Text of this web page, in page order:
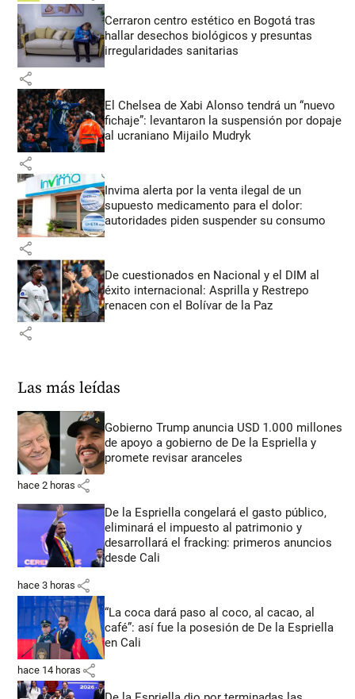
Cerraron centro estético en Bogotá tras
hallar desechos biológicos y presuntas
irregularidades sanitarias
share
El Chelsea de Xabi Alonso tendrá un “nuevo
fichaje”: levantaron la suspensión por dopaje
al ucraniano Mijailo Mudryk
share
Invima alerta por la venta ilegal de un
supuesto medicamento para el dolor:
autoridades piden suspender su consumo
share
De cuestionados en Nacional y el DIM al
éxito internacional: Asprilla y Restrepo
renacen con el Bolívar de la Paz
share
Las más leídas
Gobierno Trump anuncia USD 1.000 millones
de apoyo a gobierno de De la Espriella y
promete revisar aranceles
hace 2 horas share
De la Espriella congelará el gasto público,
eliminará el impuesto al patrimonio y
desarrollará el fracking: primeros anuncios
desde Cali
hace 3 horas share
“La coca dará paso al coco, al cacao, al
café”: así fue la posesión de De la Espriella
en Cali
hace 14 horas share